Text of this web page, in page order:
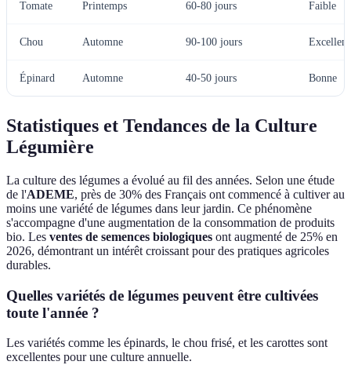
Tomate Printemps 60-80 jours Faible
Chou Automne 90-100 jours
Épinard Automne 40-50 jours Bonne
Statistiques et Tendances de la Culture
Légumière
La culture des légumes a évolué au fil des années. Selon une étude
de l'ADEME, près de 30% des Français ont commencé à cultiver au
moins une variété de légumes dans leur jardin. Ce phénomène
s'accompagne d'une augmentation de la consommation de produits
bio. Les ventes de semences biologiques ont augmenté de 25% en
2026, démontrant un intérêt croissant pour des pratiques agricoles
durables.
Quelles variétés de légumes peuvent être cultivées
toute l'année ?
Les variétés comme les épinards, le chou frisé, et les carottes sont
excellentes pour une culture annuelle.